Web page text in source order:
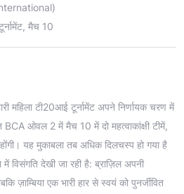
मैच 10
महिला टी20आई टूर्नामेंट अपने निर्णायक चरण में
BCA ओवल 2 में मैच 10 में दो महत्वाकांक्षी टीमें,
यह मुकाबला तब अधिक दिलचस्प हो गया है
में विसंगति देखी जा रही है: ब्राज़िल अपनी
ज़ाम्बिया एक भारी हार से स्वयं को पुनर्जीवित